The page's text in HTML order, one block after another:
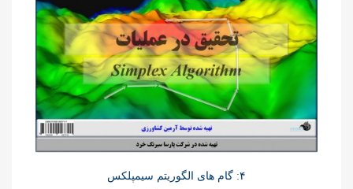
۴: گام های الگوریتم سیمپلکس